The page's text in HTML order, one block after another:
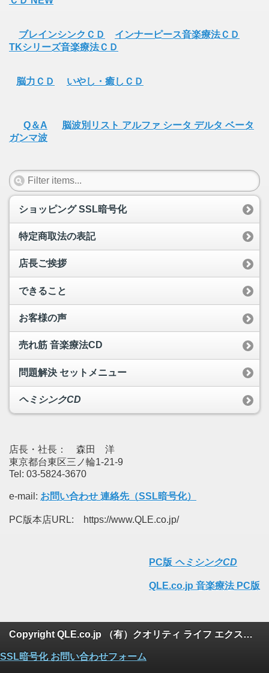
ブレインシンクＣＤ
インナーピース音楽療法ＣＤ
TKシリーズ音楽療法ＣＤ
脳力ＣＤ いやし・癒しＣＤ
Q＆A
脳波別リスト アルファ シータ デルタ ベータ
ガンマ波
ショッピング SSL暗号化
特定商取法の表記
店長ご挨拶
できること
お客様の声
売れ筋 音楽療法CD
問題解決 セットメニュー
ヘミシンクCD
店長・社長： 森田 洋
東京都台東区三ノ輪1-21-9
Tel: 03-5824-3670
e-mail: お問い合わせ 連絡先（SSL暗号化）
PC版本店URL: https://www.QLE.co.jp/
PC版 ヘミシンクCD
QLE.co.jp 音楽療法 PC版
Copyright QLE.co.jp （有）クオリティ ライフ エクスプレス, 2014-2025 All rights reserved
SSL暗号化 お問い合わせフォーム